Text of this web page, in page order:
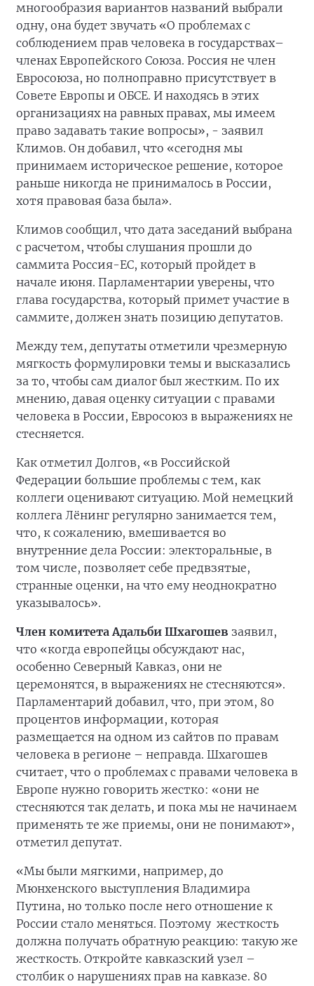
многообразия вариантов названий выбрали
одну, она будет звучать «О проблемах с
соблюдением прав человека в государствах–
членах Европейского Союза. Россия не член
Евросоюза, но полноправно присутствует в
Совете Европы и ОБСЕ. И находясь в этих
организациях на равных правах, мы имеем
право задавать такие вопросы», - заявил
Климов. Он добавил, что «сегодня мы
принимаем историческое решение, которое
раньше никогда не принималось в России,
хотя правовая база была».
Климов сообщил, что дата заседаний выбрана
с расчетом, чтобы слушания прошли до
саммита Россия-ЕС, который пройдет в
начале июня. Парламентарии уверены, что
глава государства, который примет участие в
саммите, должен знать позицию депутатов.
Между тем, депутаты отметили чрезмерную
мягкость формулировки темы и высказались
за то, чтобы сам диалог был жестким. По их
мнению, давая оценку ситуации с правами
человека в России, Евросоюз в выражениях не
стесняется.
Как отметил Долгов, «в Российской
Федерации большие проблемы с тем, как
коллеги оценивают ситуацию. Мой немецкий
коллега Лёнинг регулярно занимается тем,
что, к сожалению, вмешивается во
внутренние дела России: электоральные, в
том числе, позволяет себе предвзятые,
странные оценки, на что ему неоднократно
указывалось».
Член комитета Адальби Шхагошев заявил,
что «когда европейцы обсуждают нас,
особенно Северный Кавказ, они не
церемонятся, в выражениях не стесняются».
Парламентарий добавил, что, при этом, 80
процентов информации, которая
размещается на одном из сайтов по правам
человека в регионе – неправда. Шхагошев
считает, что о проблемах с правами человека в
Европе нужно говорить жестко: «они не
стесняются так делать, и пока мы не начинаем
применять те же приемы, они не понимают»,
отметил депутат.
«Мы были мягкими, например, до
Мюнхенского выступления Владимира
Путина, но только после него отношение к
России стало меняться. Поэтому жесткость
должна получать обратную реакцию: такую же
жесткость. Откройте кавказский узел –
столбик о нарушениях прав на кавказе. 80